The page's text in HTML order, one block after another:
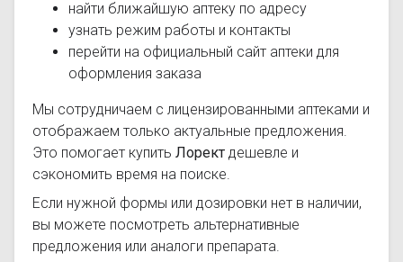
найти ближайшую аптеку по адресу
узнать режим работы и контакты
перейти на официальный сайт аптеки для
оформления заказа
Мы сотрудничаем с лицензированными аптеками и
отображаем только актуальные предложения.
Это помогает купить Лорект дешевле и
сэкономить время на поиске.
Если нужной формы или дозировки нет в наличии,
вы можете посмотреть альтернативные
предложения или аналоги препарата.